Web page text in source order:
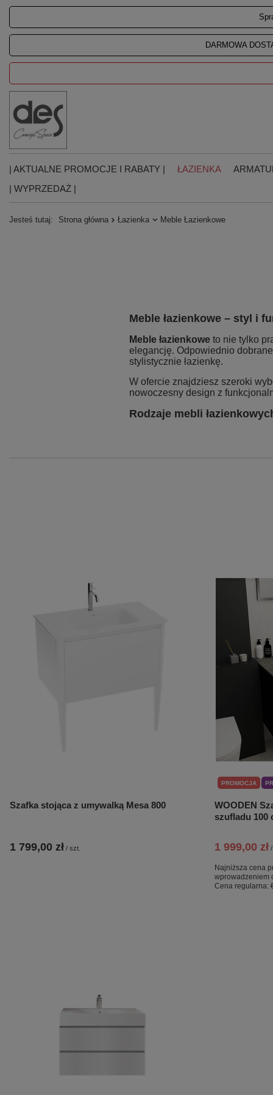
DARMOWA
| AKTUALNE PROMOCJE I RABATY | ŁAZIENKA
| WYPRZEDAŻ |
Jesteś tutaj: Strona główna Łazienka Meble Łazienkowe
Meble łazienkowe – styl i
Meble łazienkowe to nie tylko
elegancję. Odpowiednio
stylistycznie łazienkę.
W ofercie znajdziesz szeroki
nowoczesny design z
Rodzaje mebli
Szafka stojąca z umywalką Mesa 800
1 799,00 zł / szt.
PROMOCJA
WOODEN
szufladu 100
1 999,00 zł /
Najniższa cena
wprowadzeniem
Cena regularna: